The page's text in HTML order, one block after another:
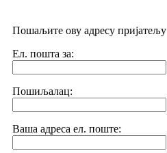
Пошаљите ову адресу пријатељу
Ел. пошта за:
Пошиљалац:
Ваша адреса ел. поште: